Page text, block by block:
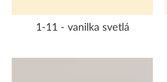
1-11 - vanilka svetlá